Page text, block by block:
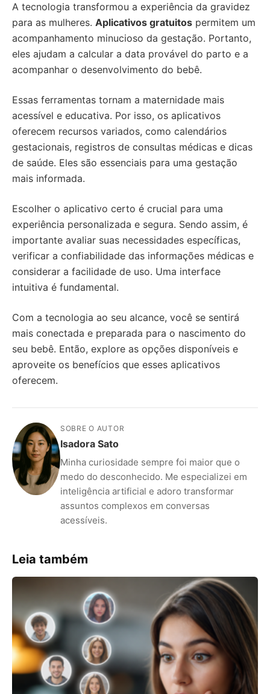
A tecnologia transformou a experiência da gravidez
para as mulheres. Aplicativos gratuitos permitem um
acompanhamento minucioso da gestação. Portanto,
eles ajudam a calcular a data provável do parto e a
acompanhar o desenvolvimento do bebê.
Essas ferramentas tornam a maternidade mais
acessível e educativa. Por isso, os aplicativos
oferecem recursos variados, como calendários
gestacionais, registros de consultas médicas e dicas
de saúde. Eles são essenciais para uma gestação
mais informada.
Escolher o aplicativo certo é crucial para uma
experiência personalizada e segura. Sendo assim, é
importante avaliar suas necessidades específicas,
verificar a confiabilidade das informações médicas e
considerar a facilidade de uso. Uma interface
intuitiva é fundamental.
Com a tecnologia ao seu alcance, você se sentirá
mais conectada e preparada para o nascimento do
seu bebê. Então, explore as opções disponíveis e
aproveite os benefícios que esses aplicativos
oferecem.
SOBRE O AUTOR
Isadora Sato
Minha curiosidade sempre foi maior que o
medo do desconhecido. Me especializei em
inteligência artificial e adoro transformar
assuntos complexos em conversas
acessíveis.
Leia também